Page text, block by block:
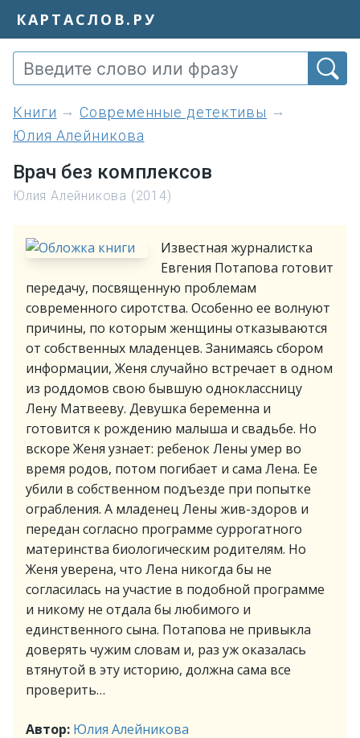
КАРТАСЛОВ.РУ
книги
Современные детективы
Юлия Алейникова
Врач без комплексов
Юлия Алейникова (2014)
Известная журналистка
Евгения Потапова готовит
передачу, посвященную проблемам
современного сиротства. Особенно ее волнуют
причины, по которым женщины отказываются
от собственных младенцев. Занимаясь сбором
информации, Женя случайно встречает в одном
из роддомов свою бывшую одноклассницу
Лену Матвееву. Девушка беременна и
готовится к рождению малыша и свадьбе. Но
вскоре Женя узнает: ребенок Лены умер во
время родов, потом погибает и сама Лена. Ее
убили в собственном подъезде при попытке
ограбления. А младенец Лены жив-здоров и
передан согласно программе суррогатного
материнства биологическим родителям. Но
Женя уверена, что Лена никогда бы не
согласилась на участие в подобной программе
и никому не отдала бы любимого и
единственного сына. Потапова не привыкла
доверять чужим словам и, раз уж оказалась
втянутой в эту историю, должна сама все
проверить…
Автор: Юлия Алейникова